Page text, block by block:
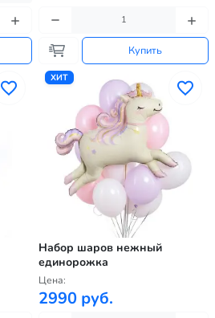
Купить
ХИТ
Набор шаров нежный
единорожка
Цена:
2990 руб.